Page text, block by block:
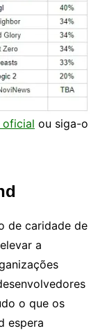
oficial ou siga-o
de caridade de
a
o que os
espera